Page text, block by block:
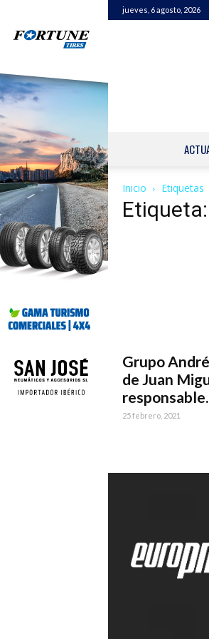
jueves, 6 agosto, 2026
Inicio Etiquetas
Grupo
de Juan
25 febrero, 2021